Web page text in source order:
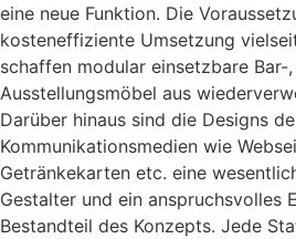
eine neue Funktion. Die
kosteneffiziente Umsetzung
schaffen modular einsetzbare Bar-
Ausstellungsmöbel aus
Darüber hinaus sind die Designs
Kommunikationsmedien wie
Getränkekarten etc. eine
Gestalter und ein anspruchsvolles
Bestandteil des Konzepts. Jede